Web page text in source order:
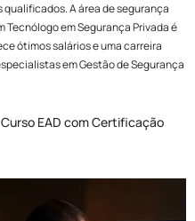
A área de segurança
em Segurança Privada é
ótimos salários e uma carreira
em Gestão de Segurança
EAD com Certificação